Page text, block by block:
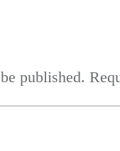
published.